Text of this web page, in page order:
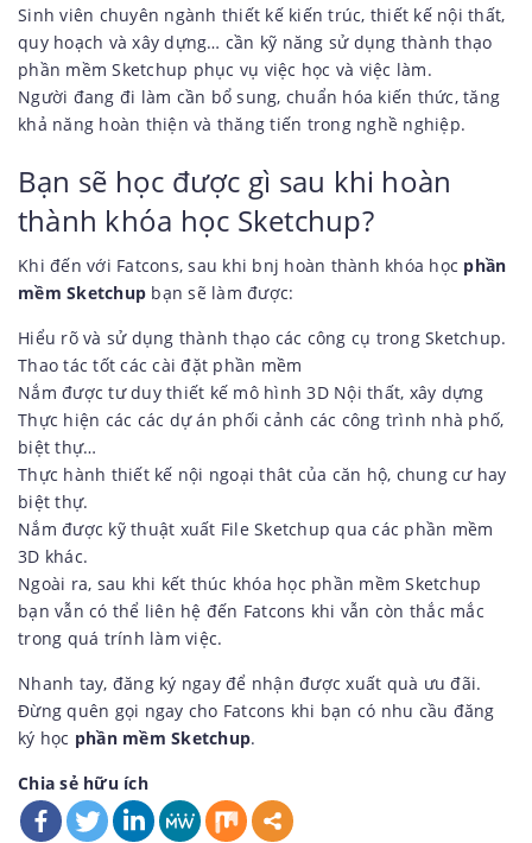
Sinh viên chuyên ngành thiết kế kiến trúc, thiết kế nội thất,
quy hoạch và xây dựng… cần kỹ năng sử dụng thành thạo
phần mềm Sketchup phục vụ việc học và việc làm.
Người đang đi làm cần bổ sung, chuẩn hóa kiến thức, tăng
khả năng hoàn thiện và thăng tiến trong nghề nghiệp.
Bạn sẽ học được gì sau khi hoàn
thành khóa học Sketchup?
Khi đến với Fatcons, sau khi bnj hoàn thành khóa học phần
mềm Sketchup bạn sẽ làm được:
Hiểu rõ và sử dụng thành thạo các công cụ trong Sketchup.
Thao tác tốt các cài đặt phần mềm
Nắm được tư duy thiết kế mô hình 3D Nội thất, xây dựng
Thực hiện các các dự án phối cảnh các công trình nhà phố,
biệt thự…
Thực hành thiết kế nội ngoại thât của căn hộ, chung cư hay
biệt thự.
Nắm được kỹ thuật xuất File Sketchup qua các phần mềm
3D khác.
Ngoài ra, sau khi kết thúc khóa học phần mềm Sketchup
bạn vẫn có thể liên hệ đến Fatcons khi vẫn còn thắc mắc
trong quá trính làm việc.
Nhanh tay, đăng ký ngay để nhận được xuất quà ưu đãi.
Đừng quên gọi ngay cho Fatcons khi bạn có nhu cầu đăng
ký học phần mềm Sketchup.
Chia sẻ hữu ích